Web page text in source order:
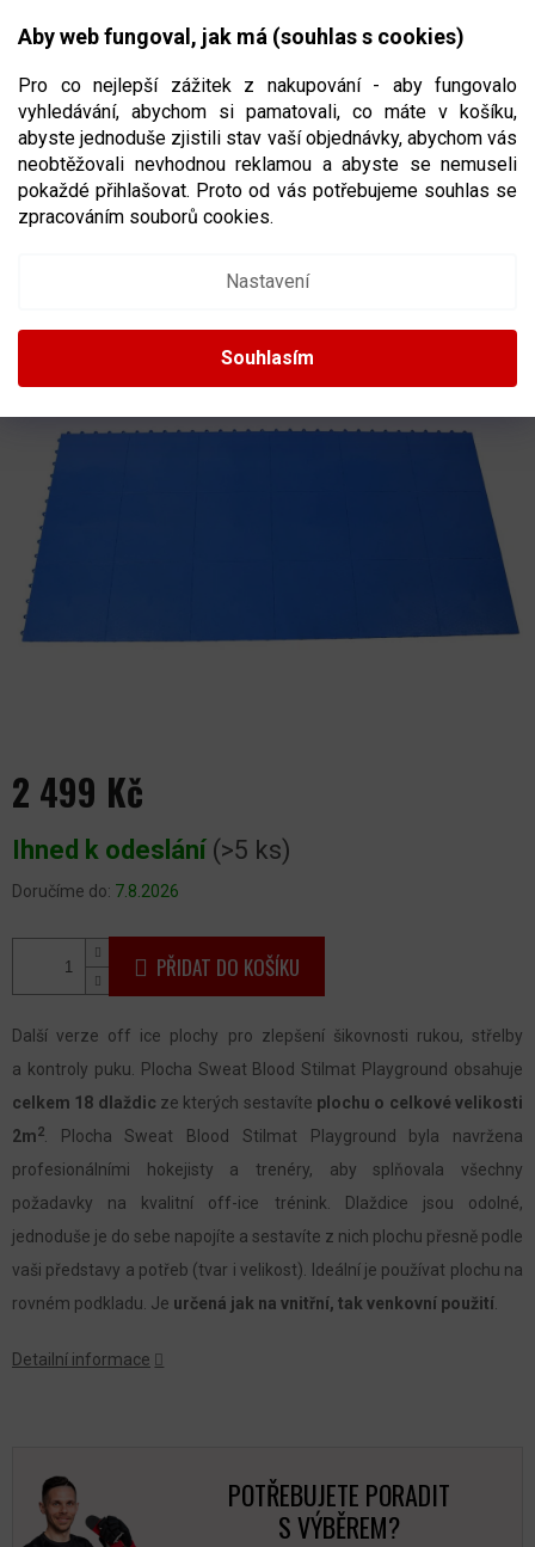
Aby web fungoval, jak má (souhlas s cookies)
Pro co nejlepší zážitek z nakupování - aby fungovalo
vyhledávání, abychom si pamatovali, co máte v košíku,
abyste jednoduše zjistili stav vaší objednávky, abychom vás
neobtěžovali nevhodnou reklamou a abyste se nemuseli
pokaždé přihlašovat. Proto od vás potřebujeme souhlas se
zpracováním souborů cookies.
Nastavení
Souhlasím
CZK
NÁKUPNÍ
STŘELECKÁ A STICKHANDLING PLOCHA
SWEAT BLOOD STILMAT PLAYGROUND
89811/97528
2 499 Kč
cena:
Ihned k odeslání (>5 ks)
Doručíme do: 7.8.2026
PŘIDAT DO KOŠÍKU
Další verze off ice plochy pro zlepšení šikovnosti rukou, střelby
a kontroly puku. Plocha Sweat Blood Stilmat Playground obsahuje
celkem 18 dlaždic ze kterých sestavíte plochu o celkové velikosti
2m2
. Plocha Sweat Blood Stilmat Playground byla navržena
profesionálními hokejisty a trenéry, aby splňovala všechny
požadavky na kvalitní off-ice trénink. Dlaždice jsou odolné,
jednoduše je do sebe napojíte a sestavíte z nich plochu přesně podle
vaši představy a potřeb (tvar i velikost). Ideální je používat plochu na
rovném podkladu. Je určená jak na vnitřní, tak venkovní použití
Detailní informace
POTŘEBUJETE PORADIT
S VÝBĚREM?